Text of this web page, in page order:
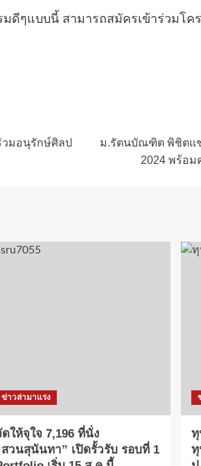
ดีๆแบบนี้ สามารถสมัครเข้าร่วมโค
มอนุรักษ์ศิลป
ม.รัตนบัณฑิต พิชิตแช
2024 พร้อม
ข่าวล่ามาแรง
ดให้จุใจ 7,196 ที่นั่ง
สวนสุนันทา” เปิดรั้วรับ รอบที่ 1
ทุ
ทุ